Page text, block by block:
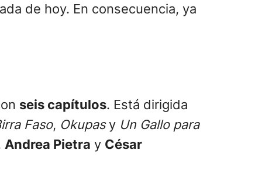
de hoy. En consecuencia, ya
seis capítulos. Está dirigida
Faso, Okupasy Un Gallo para
Andrea Pietra y César